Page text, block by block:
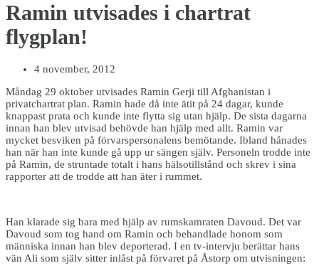
Ramin utvisades i chartrat
4 november, 2012
Måndag 29 oktober utvisades Ramin Gerji till Afghanistan i
privatchartrat plan. Ramin hade då inte ätit på 24 dagar, kunde
knappast prata och kunde inte flytta sig utan hjälp. De sista dagarna
innan han blev utvisad behövde han hjälp med allt. Ramin var
mycket besviken på förvarspersonalens bemötande. Ibland hånades
han när han inte kunde gå upp ur sängen själv. Personeln trodde inte
på Ramin, de struntade totalt i hans hälsotillstånd och skrev i sina
rapporter att de trodde att han äter i rummet.
Han klarade sig bara med hjälp av rumskamraten Davoud. Det var
Davoud som tog hand om Ramin och behandlade honom som
människa innan han blev deporterad. I en tv-intervju berättar hans
vän Ali som själv sitter inlåst på förvaret på Åstorp om utvisningen: